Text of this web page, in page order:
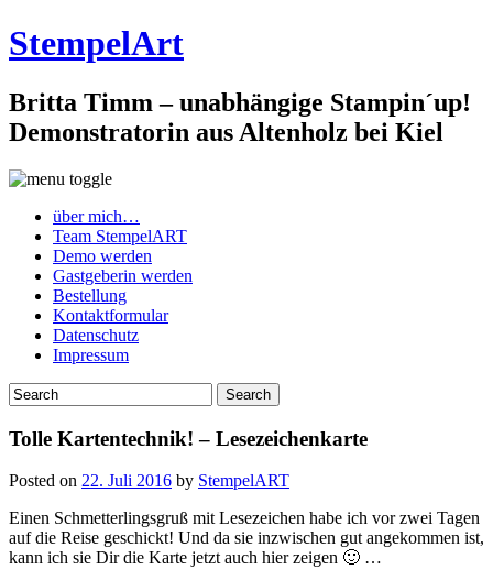
StempelArt
Britta Timm – unabhängige Stampin´up!
Demonstratorin aus Altenholz bei Kiel
über mich…
Team StempelART
Demo werden
Gastgeberin werden
Bestellung
Kontaktformular
Datenschutz
Impressum
Tolle Kartentechnik! – Lesezeichenkarte
Posted on 22. Juli 2016 by StempelART
Einen Schmetterlingsgruß mit Lesezeichen habe ich vor zwei Tagen
auf die Reise geschickt! Und da sie inzwischen gut angekommen ist,
kann ich sie Dir die Karte jetzt auch hier zeigen 🙂 …